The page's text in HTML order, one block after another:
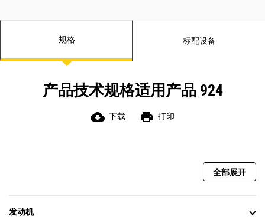
灯可在夜幕降临时开启，提供道路照
规格 标配设备
产品技术规格适用产品 924
cloud_download 下载 print 打印
全部展开
发动机